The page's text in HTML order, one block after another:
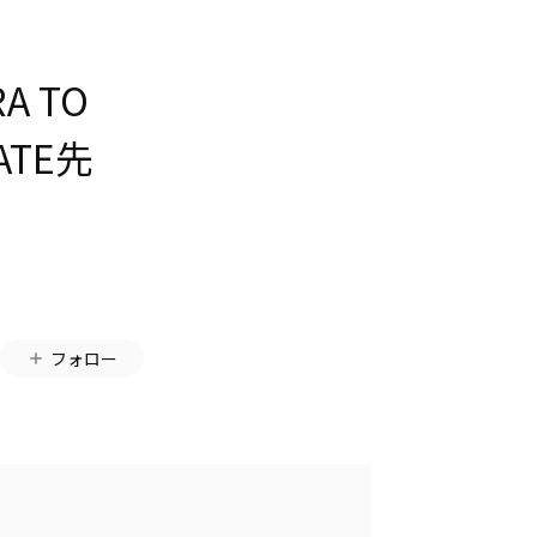
TO
先
フォロー